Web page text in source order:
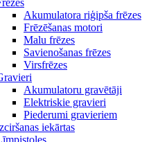
Akumulatora riģipša frēzes
Frēzēšanas motori
Malu frēzes
Savienošanas frēzes
Virsfrēzes
Akumulatoru gravētāji
Elektriskie gravieri
Piederumi gravieriem
iekārtas